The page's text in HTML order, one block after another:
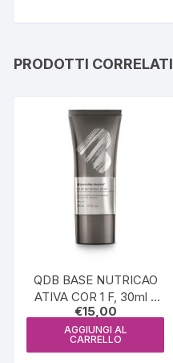
PRODOTTI CORRELATI
QDB BASE NUTRICAO
ATIVA COR 1 F, 30ml –
QDB6189
€15,00
AGGIUNGI AL
CARRELLO